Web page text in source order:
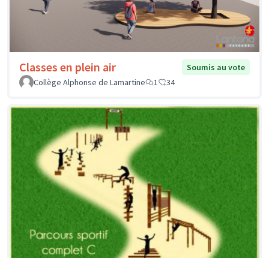
Classes en plein air
Soumis au vote
Collège Alphonse de Lamartine
1 34